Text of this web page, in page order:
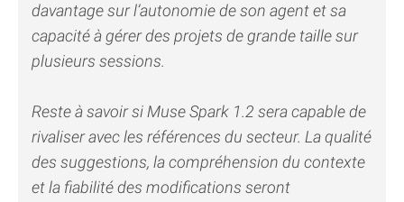
davantage sur l’autonomie de son agent et sa
capacité à gérer des projets de grande taille sur
plusieurs sessions.
Reste à savoir si Muse Spark 1.2 sera capable de
rivaliser avec les références du secteur. La qualité
des suggestions, la compréhension du contexte
et la fiabilité des modifications seront